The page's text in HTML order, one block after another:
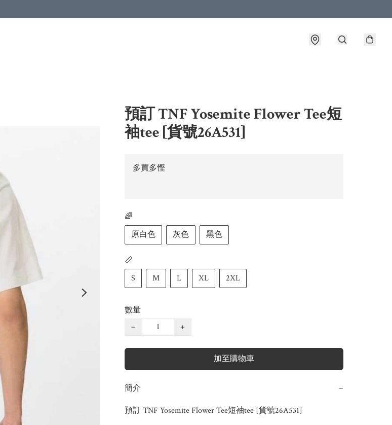
預訂 TNF Yosemite Flower Tee短
袖tee [貨號26A531]
多買多慳
🌈
原白色
灰色 黑色
📏
S
M L XL 2XL
數量
−
+
加至購物車
簡介 −
預訂 TNF Yosemite Flower Tee短袖tee [貨號26A531]